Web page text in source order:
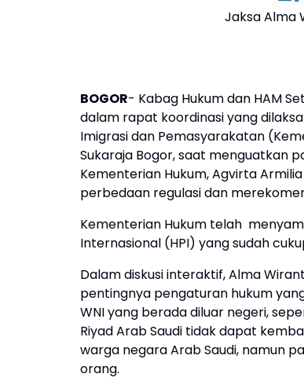
Jaksa Alma
BOGOR- Kabag Hukum dan HAM
dalam rapat koordinasi yang
Imigrasi dan Pemasyarakatan
Sukaraja Bogor, saat menguatkan
Kementerian Hukum, Agvirta
perbedaan regulasi dan
Kementerian Hukum telah
Internasional (HPI) yang sudah
Dalam diskusi interaktif, Alma
pentingnya pengaturan hukum
WNI yang berada diluar negeri,
Riyad Arab Saudi tidak dapat
warga negara Arab Saudi, namun
orang.